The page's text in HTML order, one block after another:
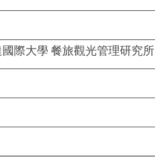
際大學 餐旅觀光管理研究所